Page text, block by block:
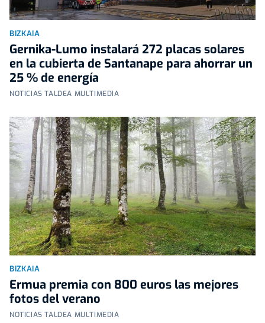
BIZKAIA
Gernika-Lumo instalará 272 placas solares
en la cubierta de Santanape para ahorrar un
25 % de energía
NOTICIAS TALDEA MULTIMEDIA
BIZKAIA
Ermua premia con 800 euros las mejores
fotos del verano
NOTICIAS TALDEA MULTIMEDIA